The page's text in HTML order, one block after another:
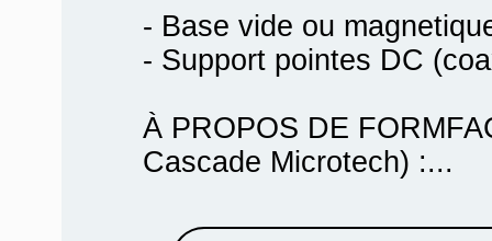
- Base vide ou
- Support pointes DC
À PROPOS DE
Cascade Microtech) :...